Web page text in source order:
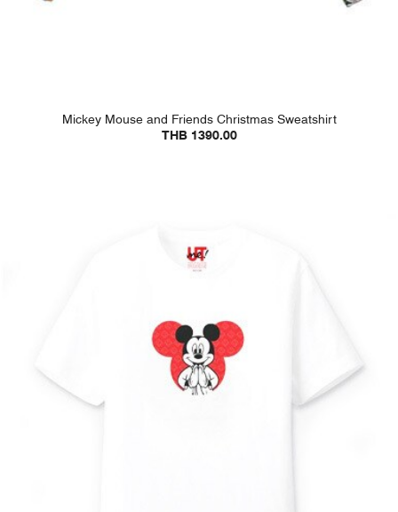
Mickey Mouse and Friends Christmas Sweatshirt
THB 1390.00